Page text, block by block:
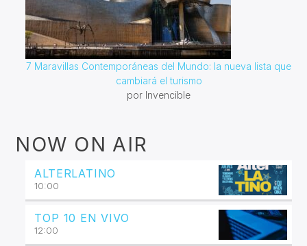
7 Maravillas Contemporáneas del Mundo: la nueva lista que
cambiará el turismo
por Invencible
NOW ON AIR
ALTERLATINO
10:00
TOP 10 EN VIVO
12:00